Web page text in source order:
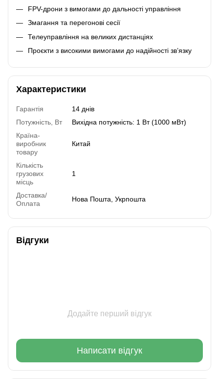
FPV-дрони з вимогами до дальності управління
Змагання та перегонові сесії
Телеуправління на великих дистанціях
Проєкти з високими вимогами до надійності зв’язку
Характеристики
Гарантія
14 днів
Потужність, Вт
Вихідна потужність: 1 Вт (1000 мВт)
Країна-
виробник
товару
Китай
Кількість
грузових
місць
1
Доставка/
Оплата
Нова Пошта, Укрпошта
Відгуки
Додайте перший відгук
Написати відгук